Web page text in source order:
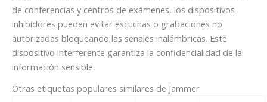
de conferencias y centros de exámenes, los dispositivos
inhibidores pueden evitar escuchas o grabaciones no
autorizadas bloqueando las señales inalámbricas. Este
dispositivo interferente garantiza la confidencialidad de la
información sensible.
Otras etiquetas populares similares de Jammer